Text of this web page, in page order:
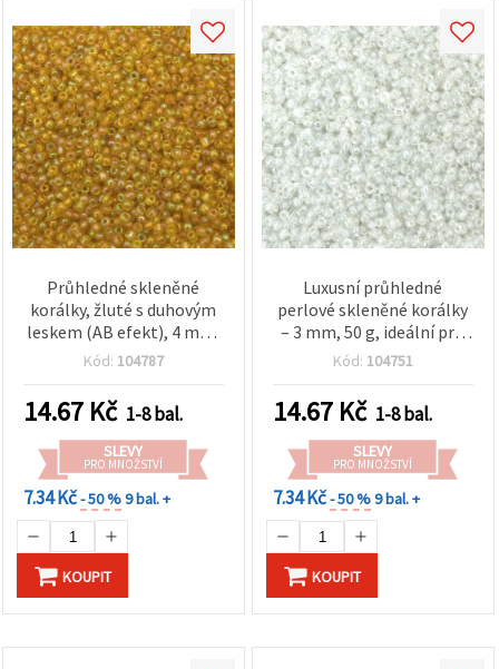
Průhledné skleněné
korálky, žluté s duhovým
leskem (AB efekt), 4 mm,
50 g
Kód: 104787
14.67 Kč 1-8 bal.
SLEVY
PRO MNOŽSTVÍ
7.34 Kč- 50 %9 bal. +
KOUPIT
Luxusní průhledné
perlové skleněné korálky
– 3 mm, 50 g, ideální pro
prémiové šperky, náušnice
Kód: 104751
14.67 Kč 1-8 bal.
SLEVY
PRO MNOŽSTVÍ
7.34 Kč- 50 %9 bal. +
KOUPIT